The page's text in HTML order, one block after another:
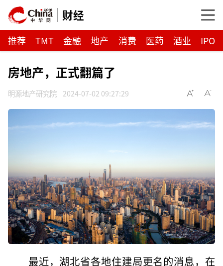
财经
推荐 TMT 金融 地产 消费 医药 酒业 IPO
房地产，正式翻篇了
明源地产研究院 2024-07-02 09:27:29
最近，湖北省各地住建局更名的消息，在